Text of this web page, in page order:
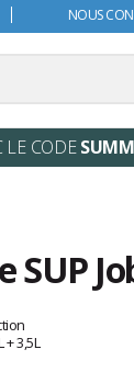
NOUS
LE CODE
SUP
+ 3,5L